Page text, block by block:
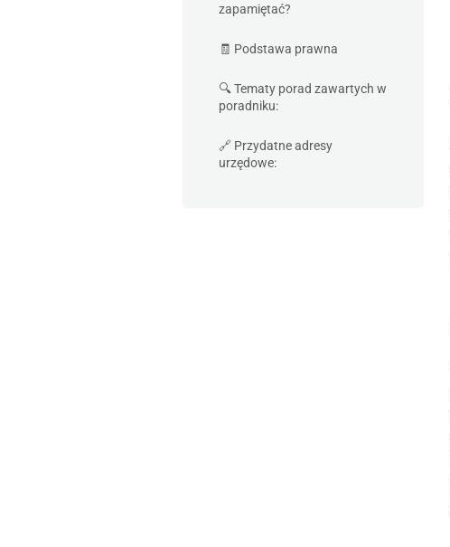
zapamiętać?
🧾 Podstawa prawna
🔍 Tematy porad zawartych w
poradniku:
🔗 Przydatne adresy
urzędowe: